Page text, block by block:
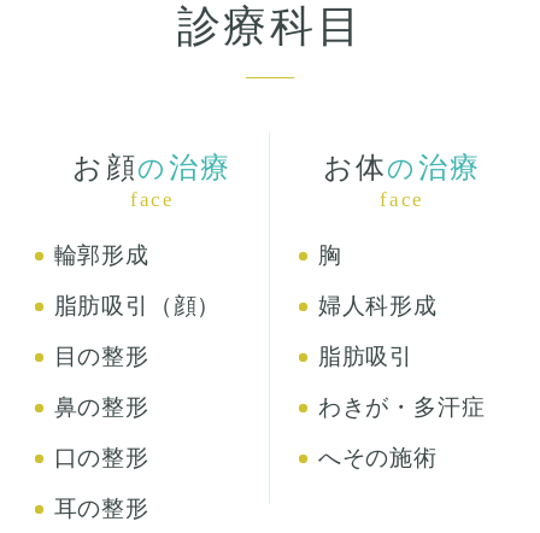
診療科目
お顔の 治療
face
輪郭形成
脂肪吸引（顔）
目の整形
鼻の整形
口の整形
耳の整形
お体の 治療
face
胸
婦人科形成
脂肪吸引
わきが・多汗症
へその施術